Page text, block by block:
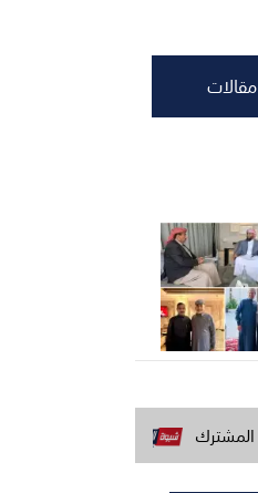
مقالات
بحضور محافظ أبين ومدير